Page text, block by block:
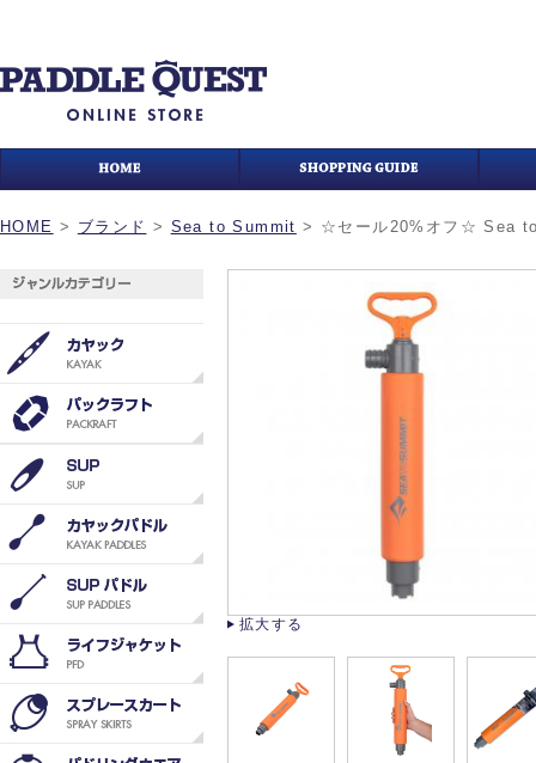
HOME > ブランド > Sea to Summit > ☆セール20%オフ☆ Sea
拡大する